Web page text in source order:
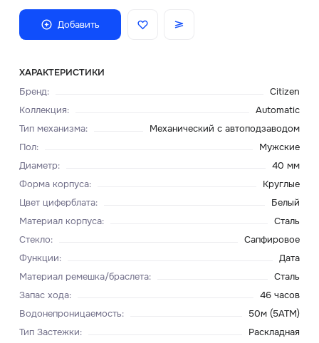
Добавить
ХАРАКТЕРИСТИКИ
Бренд:
Citizen
Коллекция:
Automatic
Тип механизма:
Механический с автоподзаводом
Пол:
Мужские
Диаметр:
40 мм
Форма корпуса:
Круглые
Цвет циферблата:
Белый
Материал корпуса:
Сталь
Стекло:
Сапфировое
Функции:
Дата
Материал ремешка/браслета:
Сталь
Запас хода:
46 часов
Водонепроницаемость:
50м (5ATM)
Тип Застежки:
Раскладная
Блог